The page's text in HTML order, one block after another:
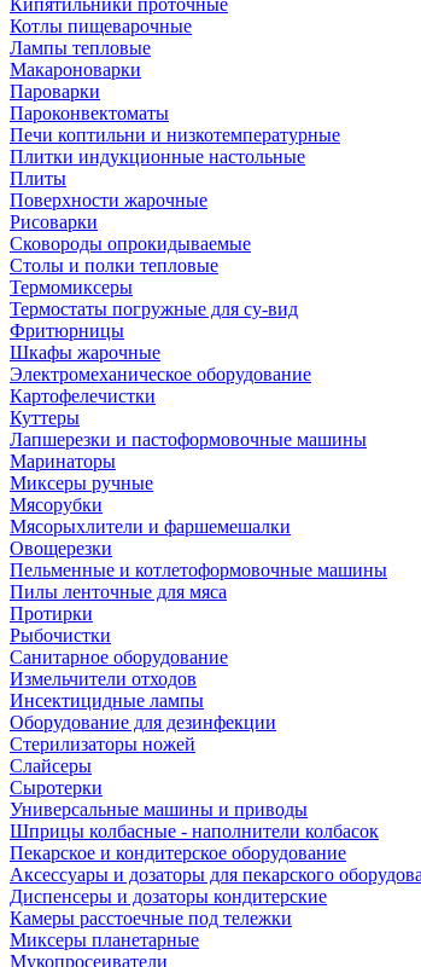
Кипятильники проточные
Котлы пищеварочные
Лампы тепловые
Макароноварки
Пароварки
Пароконвектоматы
Печи коптильни и низкотемпературные
Плитки индукционные настольные
Плиты
Поверхности жарочные
Рисоварки
Сковороды опрокидываемые
Столы и полки тепловые
Термомиксеры
Термостаты погружные для су-вид
Фритюрницы
Шкафы жарочные
Электромеханическое оборудование
Картофелечистки
Куттеры
Лапшерезки и пастоформовочные машины
Маринаторы
Миксеры ручные
Мясорубки
Мясорыхлители и фаршемешалки
Овощерезки
Пельменные и котлетоформовочные машины
Пилы ленточные для мяса
Протирки
Рыбочистки
Санитарное оборудование
Измельчители отходов
Инсектицидные лампы
Оборудование для дезинфекции
Стерилизаторы ножей
Слайсеры
Сыротерки
Универсальные машины и приводы
Шприцы колбасные - наполнители колбасок
Пекарское и кондитерское оборудование
Аксессуары и дозаторы для пекарского
Диспенсеры и дозаторы кондитерские
Камеры расстоечные под тележки
Миксеры планетарные
Мукопросеиватели